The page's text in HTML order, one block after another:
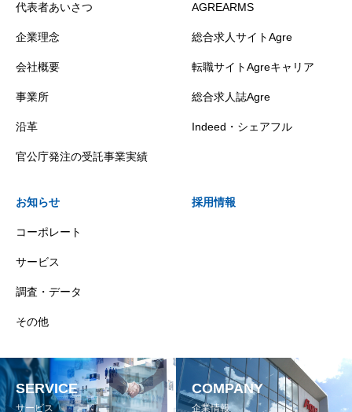
代表者あいさつ
企業理念
会社概要
事業所
沿革
官公庁発注の受託事業実績
AGREARMS
総合求人サイトAgre
転職サイトAgreキャリア
総合求人誌Agre
Indeed・シェアフル
お知らせ
コーポレート
サービス
調査・データ
その他
採用情報
SERVICE
サービス
COMPANY
企業情報